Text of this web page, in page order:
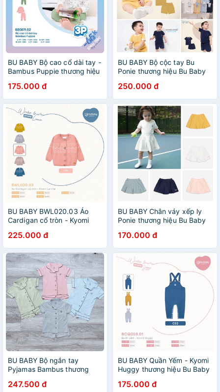
BU BABY Bộ cao cổ dài tay -
Bambus Puppie thương hiệu
175.000 đ
BU BABY Bộ cộc tay Bu
Ponie thương hiệu Bu Baby
250.000 đ
BU BABY BWL020.03 Áo
Cardigan cổ tròn - Kyomi
cho bé
225.000 đ
BU BABY Chân váy xếp ly
Ponie thương hiệu Bu Baby
170.000 đ
BU BABY Bộ ngắn tay
Pyjamas Bambus thương
247.500 đ
BU BABY Quần Yếm - Kyomi
Huggy thương hiệu Bu Baby
175.000 đ